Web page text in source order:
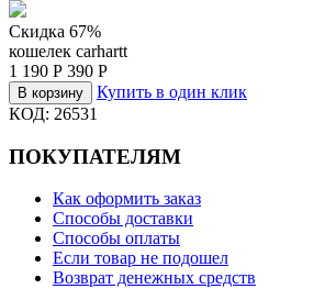
Скидка 67%
кошелек carhartt
1 190 Р 390 Р
В корзину
Купить в один клик
КОД: 26531
ПОКУПАТЕЛЯМ
Как оформить заказ
Способы доставки
Способы оплаты
Если товар не подошел
Возврат денежных средств